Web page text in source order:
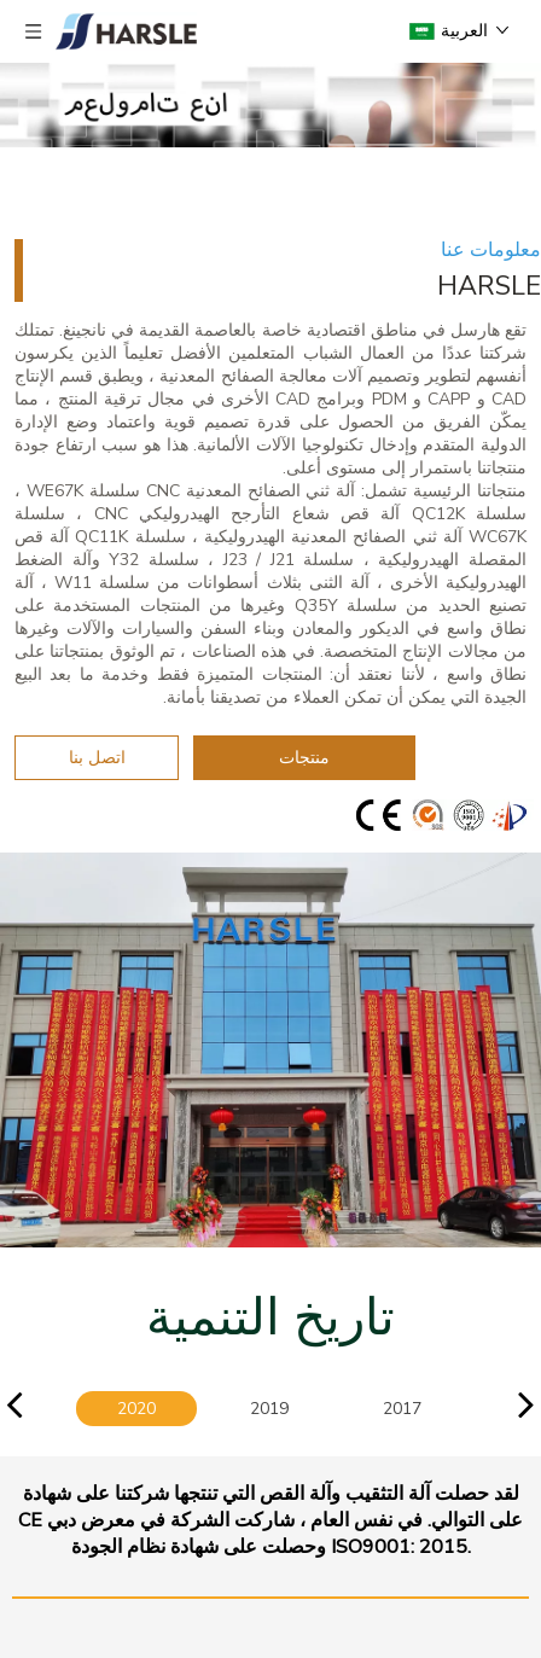
العربية
معلومات عنا
HARSLE
تقع هارسل في مناطق اقتصادية خاصة بالعاصمة القديمة في نانجينغ. تمتلك
شركتنا عددًا من العمال الشباب المتعلمين الأفضل تعليماً الذين يكرسون
أنفسهم لتطوير وتصميم آلات معالجة الصفائح المعدنية ، ويطبق قسم الإنتاج
CAD و CAPP و PDM وبرامج CAD الأخرى في مجال ترقية المنتج ، مما
يمكّن الفريق من الحصول على قدرة تصميم قوية واعتماد وضع الإدارة
الدولية المتقدم وإدخال تكنولوجيا الآلات الألمانية. هذا هو سبب ارتفاع جودة
منتجاتنا باستمرار إلى مستوى أعلى.
منتجاتنا الرئيسية تشمل: آلة ثني الصفائح المعدنية CNC سلسلة WE67K ،
سلسلة QC12K آلة قص شعاع التأرجح الهيدروليكي CNC ، سلسلة
WC67K آلة ثني الصفائح المعدنية الهيدروليكية ، سلسلة QC11K آلة قص
المقصلة الهيدروليكية ، سلسلة J23 / J21 ، سلسلة Y32 وآلة الضغط
الهيدروليكية الأخرى ، آلة الثنى بثلاث أسطوانات من سلسلة W11 ، آلة
تصنيع الحديد من سلسلة Q35Y وغيرها من المنتجات المستخدمة على
نطاق واسع في الديكور والمعادن وبناء السفن والسيارات والآلات وغيرها
من مجالات الإنتاج المتخصصة. في هذه الصناعات ، تم الوثوق بمنتجاتنا على
نطاق واسع ، لأننا نعتقد أن: المنتجات المتميزة فقط وخدمة ما بعد البيع
الجيدة التي يمكن أن تمكن العملاء من تصديقنا بأمانة.
اتصل بنا منتجات
تاريخ التنمية
2020 2019 2017
لقد حصلت آلة التثقيب وآلة القص التي تنتجها شركتنا على شهادة
CE على التوالي. في نفس العام ، شاركت الشركة في معرض دبي
وحصلت على شهادة نظام الجودة ISO9001: 2015.